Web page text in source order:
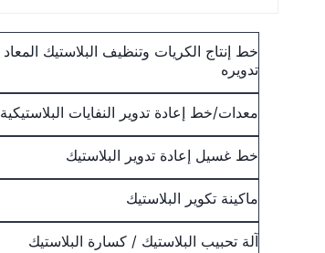
خط إنتاج الكريات وتنظيف البلاستيك المعاد
تدويره
معدات/خط إعادة تدوير النفايات البلاستيكية
خط غسيل إعادة تدوير البلاستيك
ماكينة تكوير البلاستيك
آلة تحبيب البلاستيك / كسارة البلاستيك